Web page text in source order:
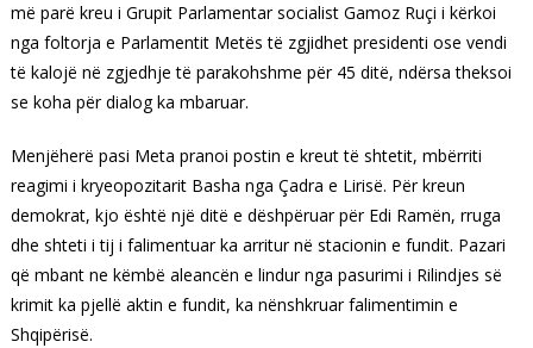
më parë kreu i Grupit Parlamentar socialist Gamoz Ruçi i kërkoi
nga foltorja e Parlamentit Metës të zgjidhet presidenti ose vendi
të kalojë në zgjedhje të parakohshme për 45 ditë, ndërsa theksoi
se koha për dialog ka mbaruar.
Menjëherë pasi Meta pranoi postin e kreut të shtetit, mbërriti
reagimi i kryeopozitarit Basha nga Çadra e Lirisë. Për kreun
demokrat, kjo është një ditë e dëshpëruar për Edi Ramën, rruga
dhe shteti i tij i falimentuar ka arritur në stacionin e fundit. Pazari
që mbant ne këmbë aleancën e lindur nga pasurimi i Rilindjes së
krimit ka pjellë aktin e fundit, ka nënshkruar falimentimin e
Shqipërisë.